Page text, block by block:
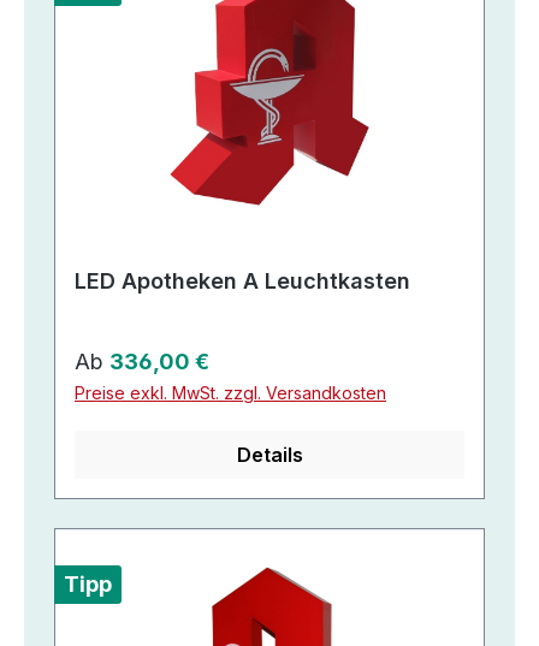
LED Apotheken A Leuchtkasten
Regulärer Preis:
Ab 336,00 €
Preise exkl. MwSt. zzgl. Versandkosten
Details
Tipp